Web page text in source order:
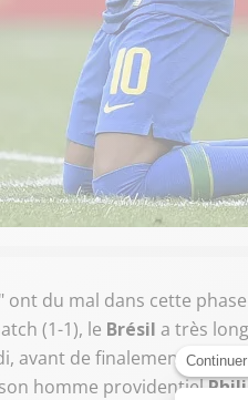
ont du mal dans cette
(1-1), le Brésil a très
avant de finalement
homme providentiel